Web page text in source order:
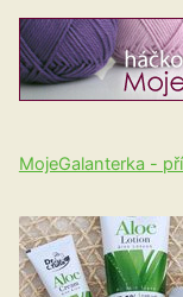
MojeGalanterka -